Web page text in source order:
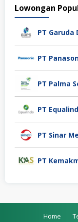
Lowongan
PT Garuda
PT
PT Palma
PT Sinar
PT
Home